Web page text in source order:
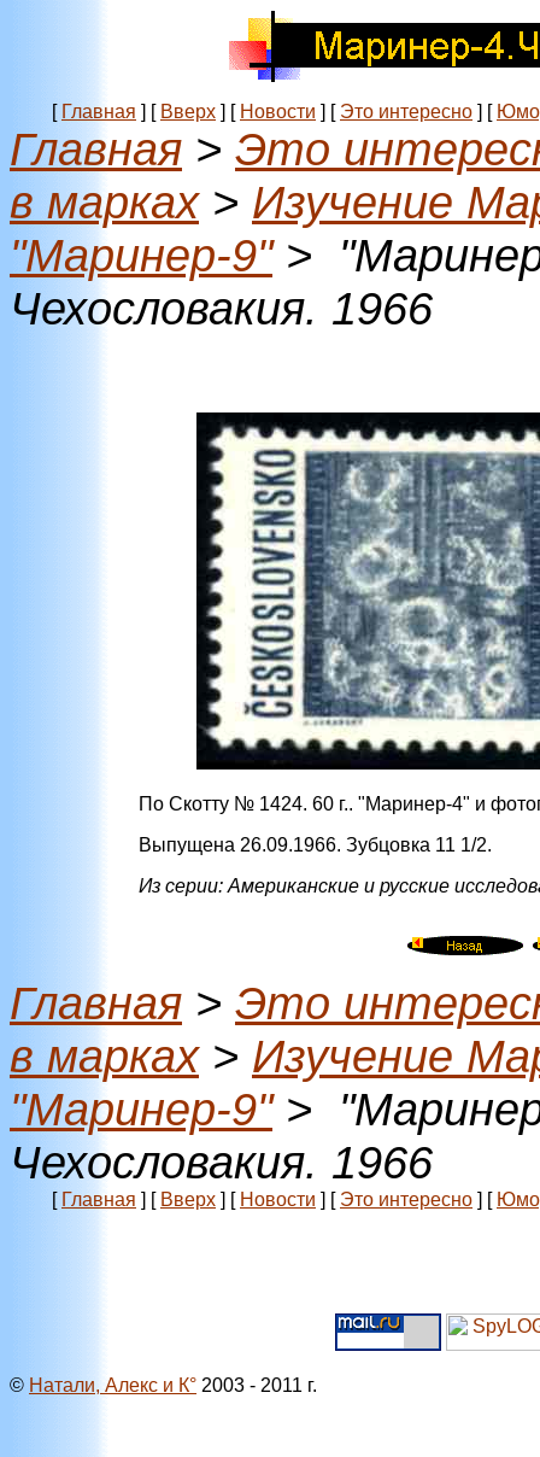
[ Главная ] [ Вверх ] [ Новости ] [ Это интересно ] [
Главная > Это
в марках> Изучение
"Маринер-9">
Чехословакия. 1966
По Скотту № 1424. 60 г.. "Маринер-4" и
Выпущена 26.09.1966. Зубцовка 11 1/2.
Из серии: Американские и русские
Главная > Это
в марках> Изучение
"Маринер-9">
Чехословакия. 1966
[ Главная ] [ Вверх ] [ Новости ] [ Это интересно ] [
© Натали, Алекс и К° 2003 - 2011 г.